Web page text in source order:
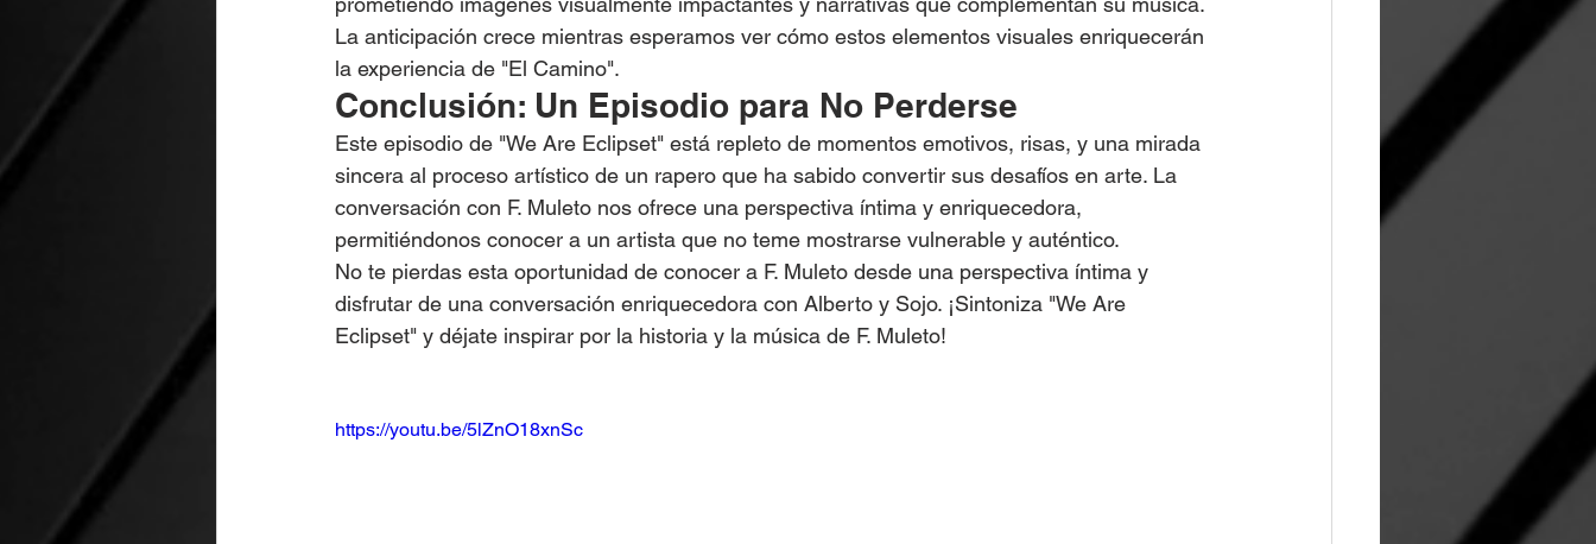
La anticipación crece mientras esperamos ver cómo estos elementos visuales enriquecerán
la experiencia de "El Camino".
Conclusión: Un Episodio para No Perderse
Este episodio de "We Are Eclipset" está repleto de momentos emotivos, risas, y una mirada
sincera al proceso artístico de un rapero que ha sabido convertir sus desafíos en arte. La
conversación con F. Muleto nos ofrece una perspectiva íntima y enriquecedora,
permitiéndonos conocer a un artista que no teme mostrarse vulnerable y auténtico.
No te pierdas esta oportunidad de conocer a F. Muleto desde una perspectiva íntima y
disfrutar de una conversación enriquecedora con Alberto y Sojo. ¡Sintoniza "We Are
Eclipset" y déjate inspirar por la historia y la música de F. Muleto!
https://youtu.be/5lZnO18xnSc